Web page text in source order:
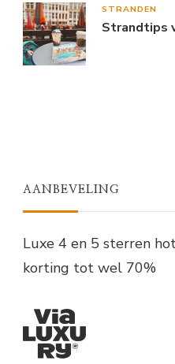
STRANDEN
Strandtips
AANBEVELING
Luxe 4 en 5 sterren
korting tot wel 70%